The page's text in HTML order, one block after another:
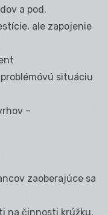
a pod.
ale zapojenie
situáciu
–
zaoberajúce sa
na činnosti krúžku,